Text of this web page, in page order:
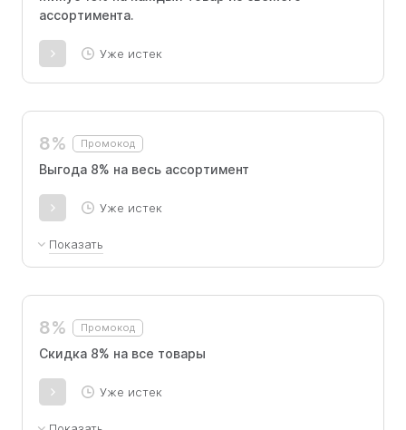
ассортимента.
Уже истек
8% Промокод
Выгода 8% на весь ассортимент
Уже истек
Показать
первый заказ.
8% Промокод
​Скидка 8% на все товары
Уже истек